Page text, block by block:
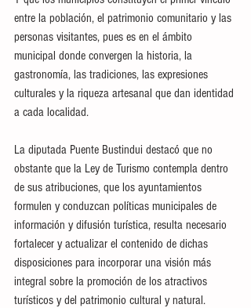
entre la población, el patrimonio comunitario y las
personas visitantes, pues es en el ámbito
municipal donde convergen la historia, la
gastronomía, las tradiciones, las expresiones
culturales y la riqueza artesanal que dan identidad
a cada localidad.
La diputada Puente Bustindui destacó que no
obstante que la Ley de Turismo contempla dentro
de sus atribuciones, que los ayuntamientos
formulen y conduzcan políticas municipales de
información y difusión turística, resulta necesario
fortalecer y actualizar el contenido de dichas
disposiciones para incorporar una visión más
integral sobre la promoción de los atractivos
turísticos y del patrimonio cultural y natural.